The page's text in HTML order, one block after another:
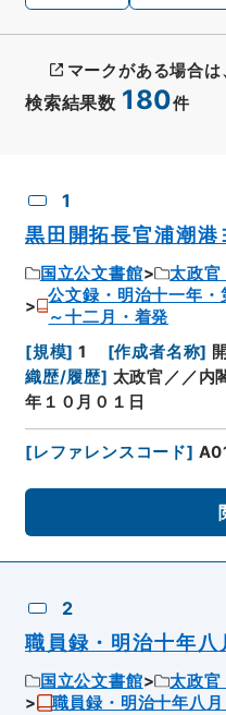
検索結果数 180件
マークがある場合は
1
黒田開拓長官浦潮港
国立公文書館 太政官
公文録・明治十一年・
～十二月・着発
[規模] 1 [作成者名称]
織歴/履歴] 太政官／／内
年１０月０１日
[レファレンスコード]
2
職員録・明治十年
国立公文書館 太政官
職員録・明治十年八